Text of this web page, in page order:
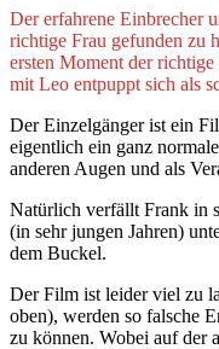
Der erfahrene Einbrecher
richtige Frau gefunden zu
ersten Moment der
mit Leo entpuppt sich als
Der Einzelgänger ist ein
eigentlich ein ganz
anderen Augen und als
Natürlich verfällt Frank in
(in sehr jungen Jahren)
dem Buckel.
Der Film ist leider viel zu
oben), werden so falsche
zu können. Wobei auf der